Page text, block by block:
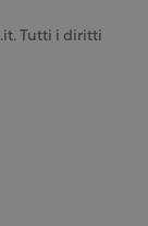
Tutti i diritti